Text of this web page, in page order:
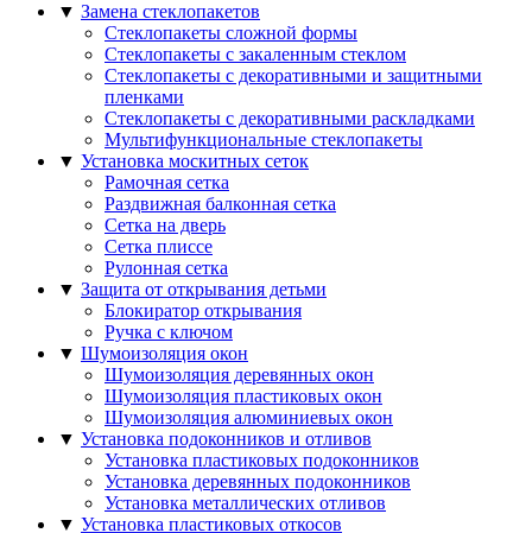
▼ Замена стеклопакетов
Стеклопакеты сложной формы
Стеклопакеты с закаленным стеклом
Стеклопакеты с декоративными и защитными
пленками
Стеклопакеты с декоративными раскладками
Мультифункциональные стеклопакеты
▼ Установка москитных сеток
Рамочная сетка
Раздвижная балконная сетка
Сетка на дверь
Сетка плиссе
Рулонная сетка
▼ Защита от открывания детьми
Блокиратор открывания
Ручка с ключом
▼ Шумоизоляция окон
Шумоизоляция деревянных окон
Шумоизоляция пластиковых окон
Шумоизоляция алюминиевых окон
▼ Установка подоконников и отливов
Установка пластиковых подоконников
Установка деревянных подоконников
Установка металлических отливов
▼ Установка пластиковых откосов